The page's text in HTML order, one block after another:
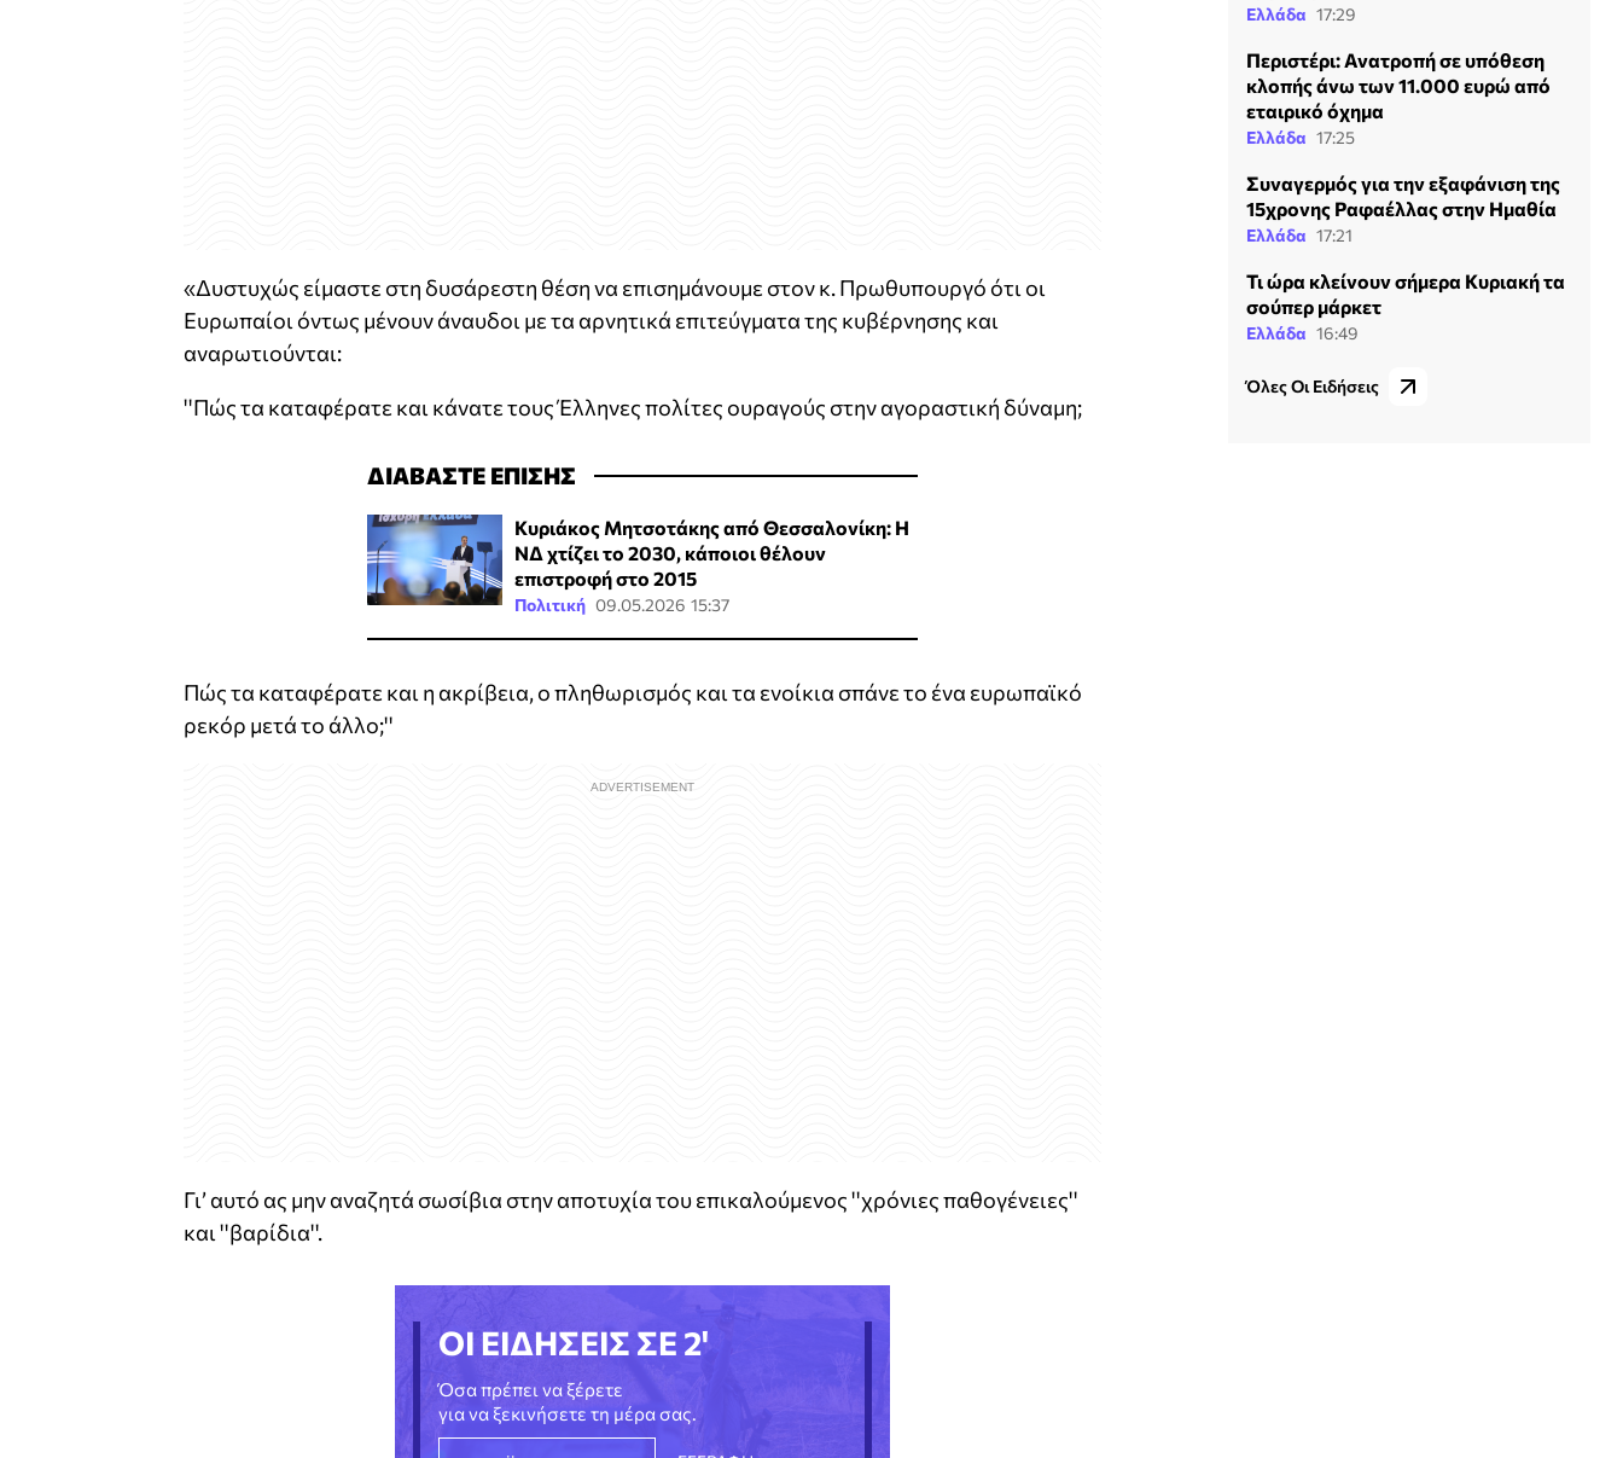
«Δυστυχώς είμαστε στη δυσάρεστη θέση να επισημάνουμε στον κ. Πρωθυπουργό ότι οι
Ευρωπαίοι όντως μένουν άναυδοι με τα αρνητικά επιτεύγματα της κυβέρνησης και
αναρωτιούνται:
''Πώς τα καταφέρατε και κάνατε τους Έλληνες πολίτες ουραγούς στην αγοραστική δύναμη;
ΔΙΑΒΑΣΤΕ ΕΠΙΣΗΣ
Κυριάκος Μητσοτάκης από Θεσσαλονίκη: Η
ΝΔ χτίζει το 2030, κάποιοι θέλουν
επιστροφή στο 2015
Πολιτική 09.05.2026 15:37
Πώς τα καταφέρατε και η ακρίβεια, ο πληθωρισμός και τα ενοίκια σπάνε το ένα ευρωπαϊκό
ρεκόρ μετά το άλλο;''
Γι’ αυτό ας μην αναζητά σωσίβια στην αποτυχία του επικαλούμενος ''χρόνιες παθογένειες''
και ''βαρίδια''.
ΟΙ ΕΙΔΗΣΕΙΣ ΣΕ 2'
Όσα πρέπει να ξέρετε
για να ξεκινήσετε τη μέρα σας.
Ελλάδα 17:29
Περιστέρι: Ανατροπή σε υπόθεση
κλοπής άνω των 11.000 ευρώ από
εταιρικό όχημα
Ελλάδα 17:25
Συναγερμός για την εξαφάνιση της
15χρονης Ραφαέλλας στην Ημαθία
Ελλάδα 17:21
Τι ώρα κλείνουν σήμερα Κυριακή τα
σούπερ μάρκετ
Ελλάδα 16:49
Όλες Οι Ειδήσεις